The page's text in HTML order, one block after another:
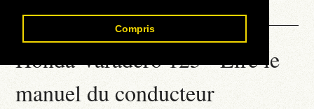
Compris
Contact
Honda Varadero 125 - Lire le
manuel du conducteur